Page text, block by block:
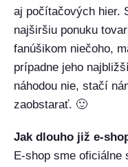
aj počítačových hier.
najširšiu ponuku
fanúšikom niečoho,
prípadne jeho
náhodou nie, stačí
zaobstarať. 🙂
Jak dlouho již e-
E-shop sme oficiálne